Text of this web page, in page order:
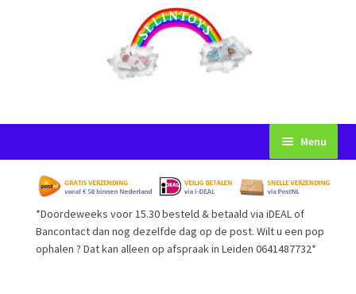
naar
navigatie
inhoud
Menu
Startpagina
Voorwaarden
*Doordeweeks voor 15.30 besteld & betaald via iDEAL of
Bancontact dan nog dezelfde dag op de post. Wilt u een pop
ophalen ? Dat kan alleen op afspraak in Leiden 0641487732*